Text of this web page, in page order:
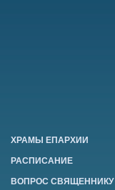
ХРАМЫ ЕПАРХИИ
РАСПИСАНИЕ
ВОПРОС СВЯЩЕННИКУ